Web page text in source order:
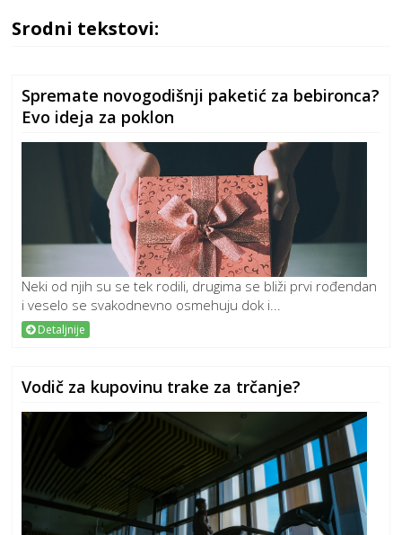
Srodni tekstovi:
Spremate novogodišnji paketić za bebironca?
Evo ideja za poklon
Neki od njih su se tek rodili, drugima se bliži prvi rođendan
i veselo se svakodnevno osmehuju dok i...
Detaljnije
Vodič za kupovinu trake za trčanje?